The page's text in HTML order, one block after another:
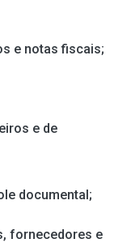
e notas fiscais;
e de
documental;
fornecedores e